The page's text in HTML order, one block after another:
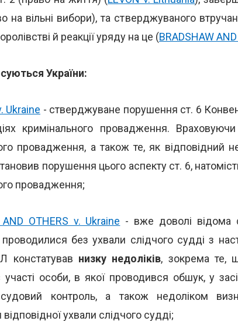
на вільні вибори), та стверджуваного
й реакції уряду на це (BRADSHAW
України:
Ukraine - стверджуване порушення ст. 6
кримінального провадження.
провадження, а також те, як відповідний
порушення цього аспекту ст. 6,
провадження;
AND OTHERS v. Ukraine - вже доволі відома
проводилися без ухвали слідчого судді з
констатував низку недоліків, зокрема те,
участі особи, в якої проводився обшук, у
контроль, а також недоліком
ухвали слідчого судді;